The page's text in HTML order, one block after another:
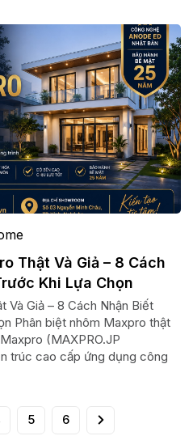
Thật Và Giả – 8 Cách
Khi Lựa Chọn
Và Giả – 8 Cách Nhận Biết
Phân biệt nhôm Maxpro thật
(MAXPRO.JP
trúc cao cấp ứng dụng công
5 6